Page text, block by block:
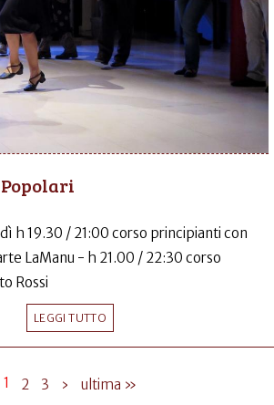
h 19.30 / 21:00 corso principianti con
LaManu - h 21.00 / 22:30 corso
Rossi
LEGGI TUTTO
1 2 3 › ultima »